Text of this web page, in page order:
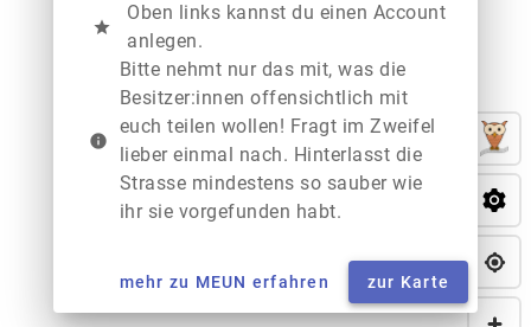
star
Oben links kannst du einen Account
anlegen.
info
Bitte nehmt nur das mit, was die
Besitzer:innen offensichtlich mit
euch teilen wollen! Fragt im Zweifel
lieber einmal nach. Hinterlasst die
Strasse mindestens so sauber wie
ihr sie vorgefunden habt.
mehr zu MEUN erfahren zur Karte